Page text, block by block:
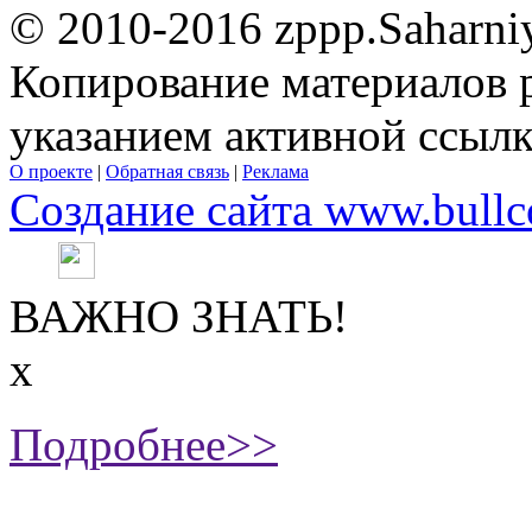
© 2010-2016
Копирование материалов
указанием активной
О проекте | Обратная связь | Реклама
Создание сайта
ВАЖНО ЗНАТЬ!
х
Подробнее>>